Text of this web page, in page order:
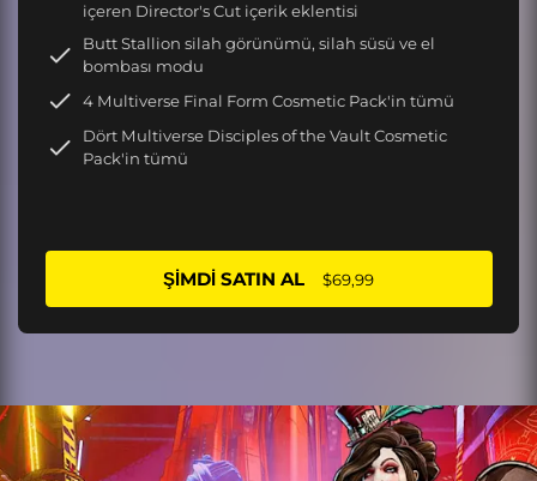
içeren Director's Cut içerik eklentisi
Butt Stallion silah görünümü, silah süsü ve el
bombası modu
4 Multiverse Final Form Cosmetic Pack'in tümü
Dört Multiverse Disciples of the Vault Cosmetic
Pack'in tümü
ŞIMDI SATIN AL $69,99